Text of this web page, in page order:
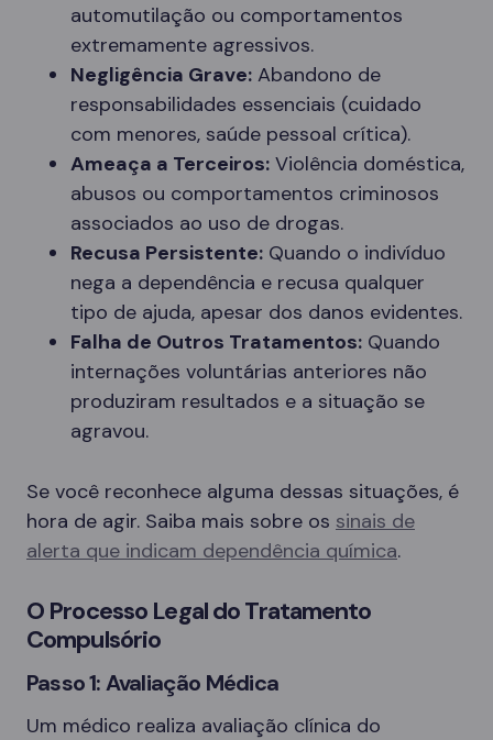
automutilação ou comportamentos
extremamente agressivos.
Negligência Grave: Abandono de
responsabilidades essenciais (cuidado
com menores, saúde pessoal crítica).
Ameaça a Terceiros: Violência doméstica,
abusos ou comportamentos criminosos
associados ao uso de drogas.
Recusa Persistente: Quando o indivíduo
nega a dependência e recusa qualquer
tipo de ajuda, apesar dos danos evidentes.
Falha de Outros Tratamentos: Quando
internações voluntárias anteriores não
produziram resultados e a situação se
agravou.
Se você reconhece alguma dessas situações, é
hora de agir. Saiba mais sobre os sinais de
alerta que indicam dependência química.
O Processo Legal do Tratamento
Compulsório
Passo 1: Avaliação Médica
Um médico realiza avaliação clínica do